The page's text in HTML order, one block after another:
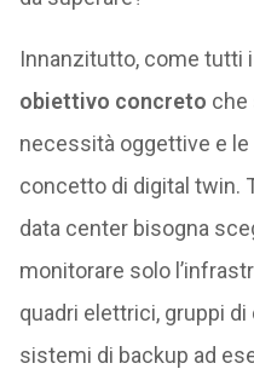
Innanzitutto, come tutti
obiettivo concreto che
necessità oggettive e
concetto di digital twin.
data center bisogna
monitorare solo
quadri elettrici, gruppi
sistemi di backup ad